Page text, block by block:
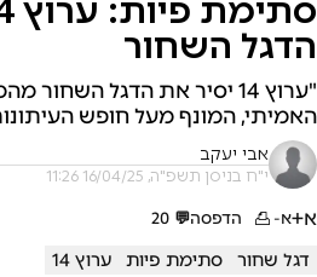
הדגל השחור
"ערוץ 14 יסיר את הדגל
האמיתי, המונף מעל חופש
אבי יעקב
י"ח בניסן תשפ"ה, 16/04/25 11:26
א+א- הדפסה💬
20
דגל שחור סתימת פיות ערוץ 14